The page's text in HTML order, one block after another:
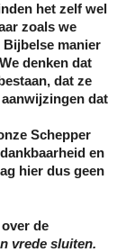
het zelf wel
zoals we
Bijbelse manier
denken dat
dat ze
dat
Schepper
en
hier dus geen
de
vrede sluiten.